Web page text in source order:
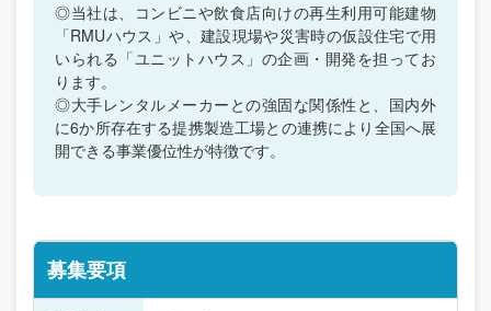
◎当社は、コンビニや飲食店向けの再生利用可能建物
「RMUハウス」や、建設現場や災害時の仮設住宅で用
いられる「ユニットハウス」の企画・開発を担ってお
ります。
◎大手レンタルメーカーとの強固な関係性と、国内外
に6か所存在する提携製造工場との連携により全国へ展
開できる事業優位性が特徴です。
募集要項